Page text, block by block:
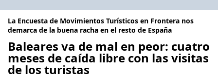
La Encuesta de Movimientos Turísticos en Frontera nos
demarca de la buena racha en el resto de España
Baleares va de mal en peor: cuatro
meses de caída libre con las visitas
de los turistas